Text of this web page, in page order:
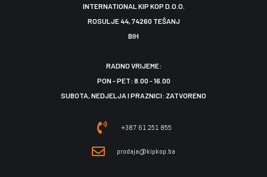
INTERNATIONAL KIP KOP D.O.O.
ROSULJE 44, 74260 TEŠANJ
BIH
RADNO VRIJEME:
PON - PET: 8.00 - 16.00
SUBOTA, NEDJELJA I PRAZNICI: ZATVORENO
+387 61 251 855
prodaja@kipkop.ba